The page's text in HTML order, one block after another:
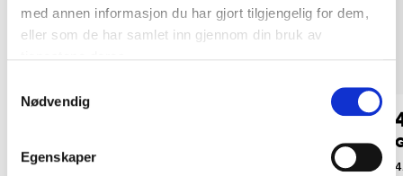
med annen informasjon du har gjort tilgjengelig for dem,
eller som de har samlet inn gjennom din bruk av
Nødvendig
Egenskaper
50-995
Vannflaske med skål